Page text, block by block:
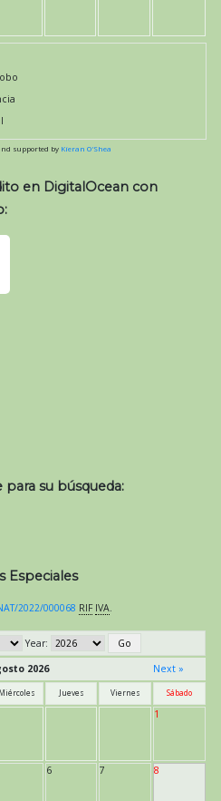
supported by Kieran O'Shea
en DigitalOcean con
su búsqueda:
Especiales
2022/000068 RIF IVA.
Year:
2026 Next »
Miércoles Jueves Viernes Sábado
1
6 7 8